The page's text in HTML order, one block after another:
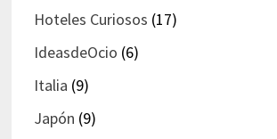
Hoteles Curiosos (17)
IdeasdeOcio (6)
Italia (9)
Japón (9)